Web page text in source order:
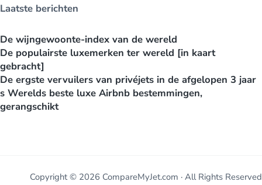
Laatste berichten
De wijngewoonte-index van de wereld
De populairste luxemerken ter wereld [in kaart
gebracht]
De ergste vervuilers van privéjets in de afgelopen 3 jaar
s Werelds beste luxe Airbnb bestemmingen,
gerangschikt
Copyright © 2026 CompareMyJet.com · All Rights Reserved